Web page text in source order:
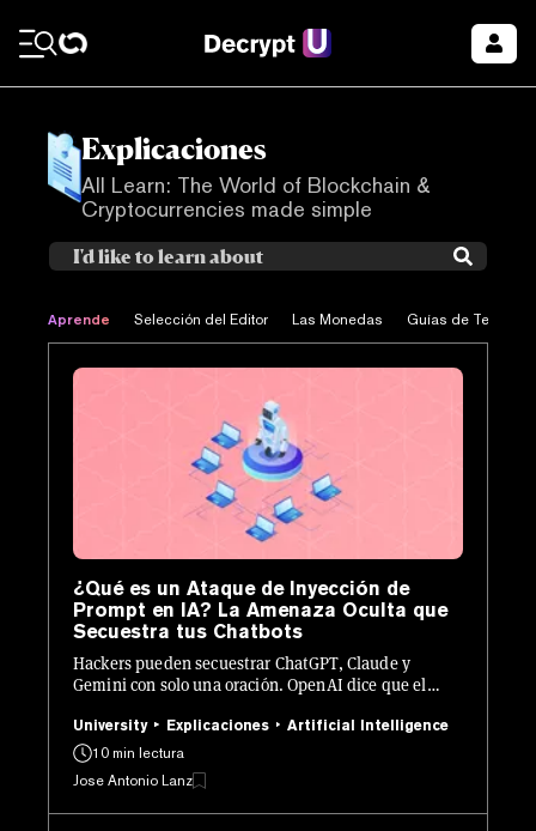
Explicaciones
All Learn: The World of Blockchain &
Cryptocurrencies made simple
Aprende Selección del Editor Las Monedas Guías de
¿Qué es un Ataque de Inyección de
Prompt en IA? La Amenaza Oculta que
Secuestra tus Chatbots
Hackers pueden secuestrar ChatGPT, Claude y
Gemini con solo una oración. OpenAI dice que el
lo que es, cómo funciona y cómo mantenerse seguro.
University Explicaciones
Artificial Intelligence
10 min lectura
Jose Antonio Lanz